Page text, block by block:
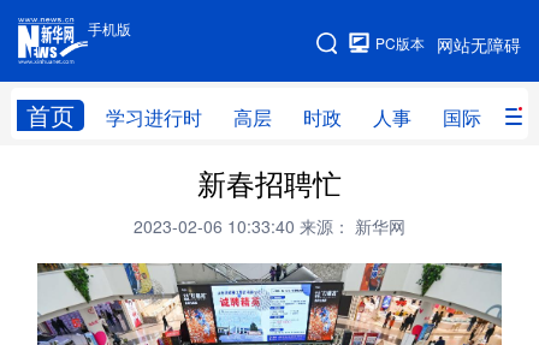
手机版
网站无障碍
PC版本
首页 学习进行时 高层 时政 人事 国际 财
手机版
网站地图
高层 时政
财经 网评
台湾 思客智库 全球连线
科技 科创 量子 体育
新春招聘忙
2023-02-06 10:33:40 来源： 新华网